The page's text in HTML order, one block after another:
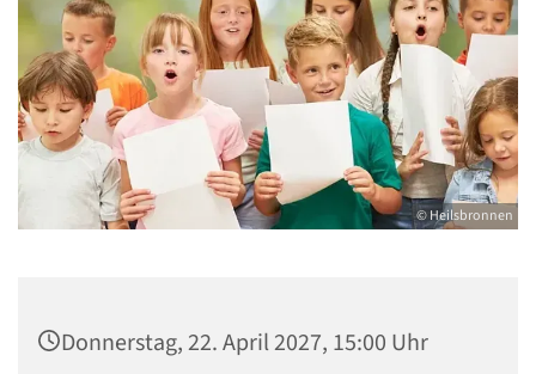
© Heilsbronnen
Donnerstag, 22. April 2027, 15:00 Uhr